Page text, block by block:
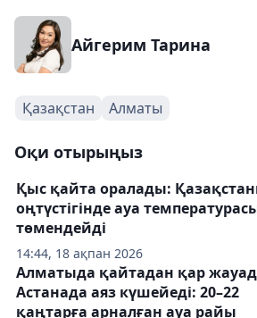
Айгерим Тарина
Қазақстан Алматы
Оқи отырыңыз
14:44, 18 ақпан 2026
Қыс қайта оралады:
оңтүстігінде ауа
төмендейді
Алматыда қайтадан қар
Астанада аяз күшейеді: 20–22
қаңтарға арналған ауа райы